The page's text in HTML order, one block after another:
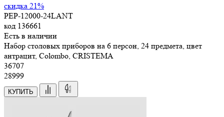
скидка 21%
PEP-12000-24LANT
код 136661
Есть в наличии
Набор столовых приборов на 6 персон, 24 предмета, цвет
антрацит, Colombo, CRISTEMA
36707
28999
КУПИТЬ